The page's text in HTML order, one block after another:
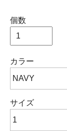
個数
カラー
サイズ